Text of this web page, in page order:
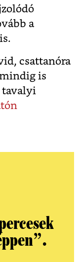
a
csattanóra
is
tavalyi